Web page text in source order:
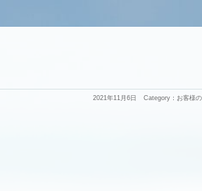
2021年11月6日 Category： お客様